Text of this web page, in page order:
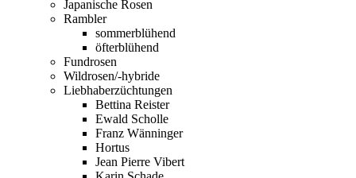
Japanische Rosen
Rambler
sommerblühend
öfterblühend
Fundrosen
Wildrosen/-hybride
Liebhaberzüchtungen
Bettina Reister
Ewald Scholle
Franz Wänninger
Hortus
Jean Pierre Vibert